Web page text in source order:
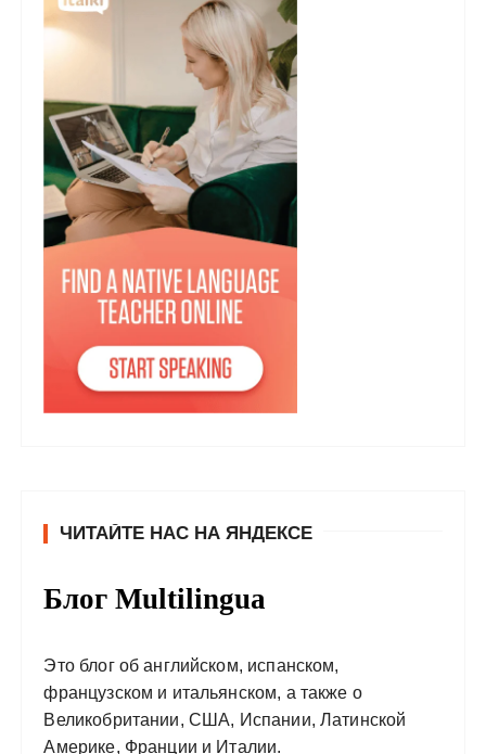
ЧИТАЙТЕ НАС НА ЯНДЕКСЕ
Блог Multilingua
Это блог об английском, испанском,
французском и итальянском, а также о
Великобритании, США, Испании, Латинской
Америке, Франции и Италии.